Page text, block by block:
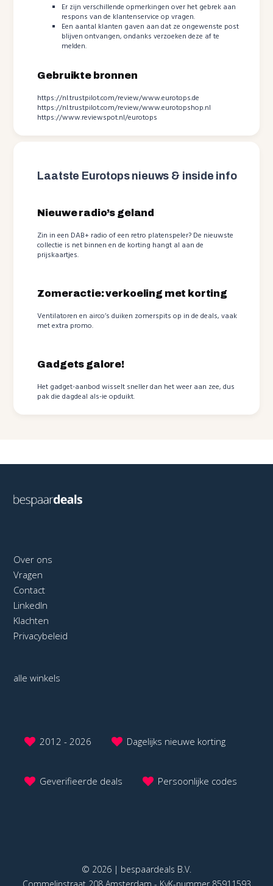
Er zijn verschillende opmerkingen over het gebrek aan
respons van de klantenservice op vragen.
Een aantal klanten gaven aan dat ze ongewenste post
blijven ontvangen, ondanks verzoeken deze af te
melden.
Gebruikte bronnen
https://nl.trustpilot.com/review/www.eurotops.de
https://nl.trustpilot.com/review/www.eurotopshop.nl
https://www.reviewspot.nl/eurotops
Laatste Eurotops nieuws & inside info
Nieuwe radio’s geland
Zin in een DAB+ radio of een retro platenspeler? De nieuwste
collectie is net binnen en de korting hangt al aan de
prijskaartjes.
Zomeractie: verkoeling met korting
Ventilatoren en airco’s duiken zomerspits op in de deals, vaak
met extra promo.
Gadgets galore!
Het gadget-aanbod wisselt sneller dan het weer aan zee, dus
pak die dagdeal als-ie opduikt.
Over ons
Vragen
Contact
LinkedIn
Klachten
Privacybeleid
alle winkels
2012 - 2026 Dagelijks nieuwe korting
Geverifieerde deals Persoonlijke codes
© 2026 | bespaardeals B.V.